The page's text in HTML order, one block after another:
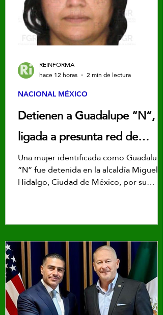
Detienen a Guadalupe “N”,
ligada a presunta red de
contrabando de hidrocarburos
en CDMX
Una mujer identificada como Guadalupe
“N” fue detenida en la alcaldía Miguel
Hidalgo, Ciudad de México, por su
NACIONAL MÉXICO
REINFORMA
hace 12 horas
2 min de lectura